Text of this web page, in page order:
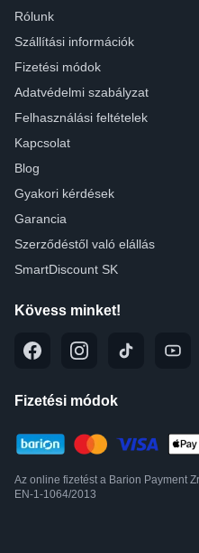
Rólunk
Szállítási információk
Fizetési módok
Adatvédelmi szabályzat
Felhasználási feltételek
Kapcsolat
Blog
Gyakori kérdések
Garancia
Szerződéstől való elállás
SmartDiscount SK
Kövess minket!
Fizetési módok
Az online fizetést a Barion Payment
EN-1-1064/2013